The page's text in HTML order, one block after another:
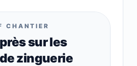
CHANTIER
sur les
zinguerie